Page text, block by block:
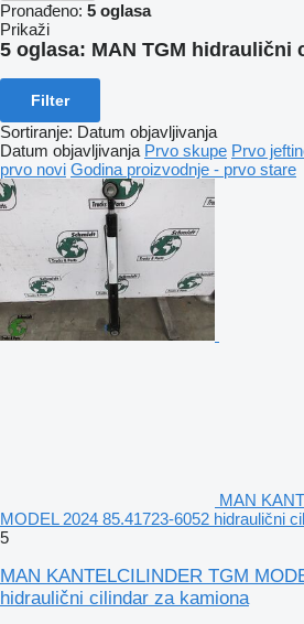
Pronađeno: 5 oglasa
Prikaži
5 oglasa: MAN TGM hidraulični
Filter
Sortiranje: Datum objavljivanja
Datum objavljivanja Prvo skupe Prvo
prvo novi Godina proizvodnje - prvo stare
MAN
MODEL 2024 85.41723-6052 hidraulični
5
MAN KANTELCILINDER TGM
hidraulični cilindar za kamiona